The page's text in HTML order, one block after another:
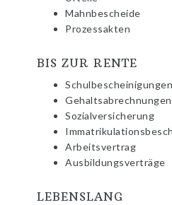
Mahnbescheide
Prozessakten
BIS ZUR RENTE
Schulbescheinigungen
Gehaltsabrechnungen
Sozialversicherung
Arbeitsvertrag
Ausbildungsverträge
LEBENSLANG